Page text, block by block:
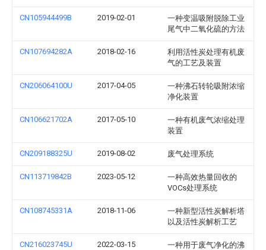
CN105944499B 2019-02-01
一种变温吸附脱除工业
尾气中二氧化硫的方法
CN107694282A 2018-02-16
利用活性炭处理有机废
气的工艺及装置
CN206064100U 2017-04-05
一种沸石转轮吸附浓缩
净化装置
CN106621702A 2017-05-10
一种有机废气浓缩处理
装置
CN209188325U 2019-08-02 废气处理系统
CN113719842B 2023-05-12
一种高效热量回收的
VOCs处理系统
CN108745331A 2018-11-06
一种新型活性炭解析塔
以及活性炭解析工艺
CN216023745U 2022-03-15
一种用于废气净化的沸